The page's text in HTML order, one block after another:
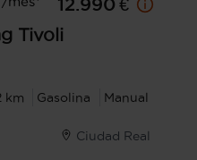
12.990 €
Tivoli
km Gasolina Manual
Ciudad Real